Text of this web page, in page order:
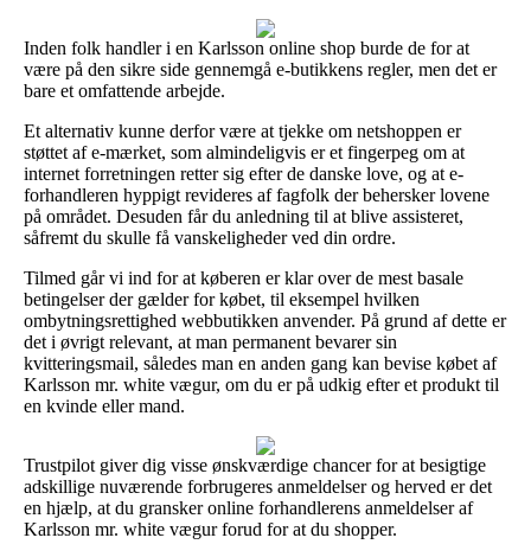
Inden folk handler i en Karlsson online shop burde de for at
være på den sikre side gennemgå e-butikkens regler, men det er
bare et omfattende arbejde.
Et alternativ kunne derfor være at tjekke om netshoppen er
støttet af e-mærket, som almindeligvis er et fingerpeg om at
internet forretningen retter sig efter de danske love, og at e-
forhandleren hyppigt revideres af fagfolk der behersker lovene
på området. Desuden får du anledning til at blive assisteret,
såfremt du skulle få vanskeligheder ved din ordre.
Tilmed går vi ind for at køberen er klar over de mest basale
betingelser der gælder for købet, til eksempel hvilken
ombytningsrettighed webbutikken anvender. På grund af dette er
det i øvrigt relevant, at man permanent bevarer sin
kvitteringsmail, således man en anden gang kan bevise købet af
Karlsson mr. white vægur, om du er på udkig efter et produkt til
en kvinde eller mand.
Trustpilot giver dig visse ønskværdige chancer for at besigtige
adskillige nuværende forbrugeres anmeldelser og herved er det
en hjælp, at du gransker online forhandlerens anmeldelser af
Karlsson mr. white vægur forud for at du shopper.